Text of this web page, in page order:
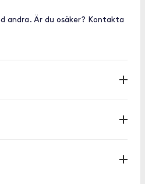
andra. Är du osäker? Kontakta